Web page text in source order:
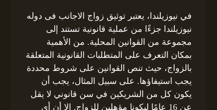
في نيوزيلندا، يعتبر توثيق زواج الاجانب فى دوله
نيوزيلندا جزءًا من عملية قانونية تستند إلى
مجموعة من القوانين المحلية. من الأهمية
بمكان التعرف على المتطلبات القانونية المتعلقة
بالزواج، حيث تنص القوانين على شروط محددة
يجب استيفاؤها. على سبيل المثال، يجب أن
يكون كل من الشريكين في سن قانوني لا يقل
عن 16 عامًا ليكونا مؤهلين للزواج. إلا أن أي